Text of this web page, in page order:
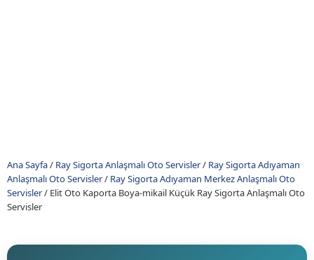
Ana Sayfa/ Ray Sigorta Anlaşmalı Oto Servisler/ Ray Sigorta Adıyaman
Anlaşmalı Oto Servisler/ Ray Sigorta Adıyaman Merkez Anlaşmalı Oto
Servisler/ Elit Oto Kaporta Boya-mikail Küçük Ray Sigorta Anlaşmalı Oto
Servisler